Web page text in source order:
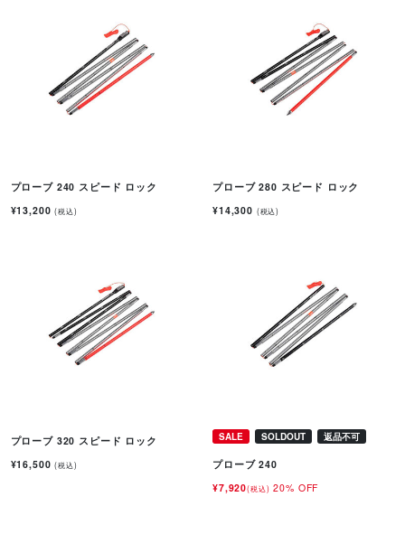
プローブ 240 スピード ロック
¥13,200(税込)
プローブ 280 スピード ロック
¥14,300 (税込)
プローブ 320 スピード ロック
¥16,500(税込)
SALE SOLDOUT 返品不可
プローブ 240
¥7,920(税込) 20% OFF